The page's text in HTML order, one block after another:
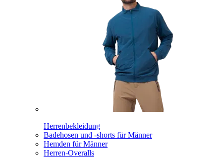
Herrenbekleidung
Badehosen und -shorts für Männer
Hemden für Männer
Herren-Overalls